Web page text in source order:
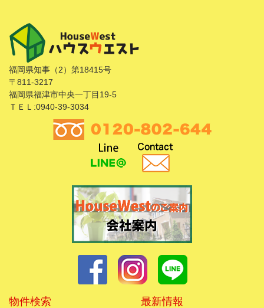
福岡県知事（2）第18415号
〒811-3217
福岡県福津市中央一丁目19-5
ＴＥＬ:0940-39-3034
物件検索 最新情報